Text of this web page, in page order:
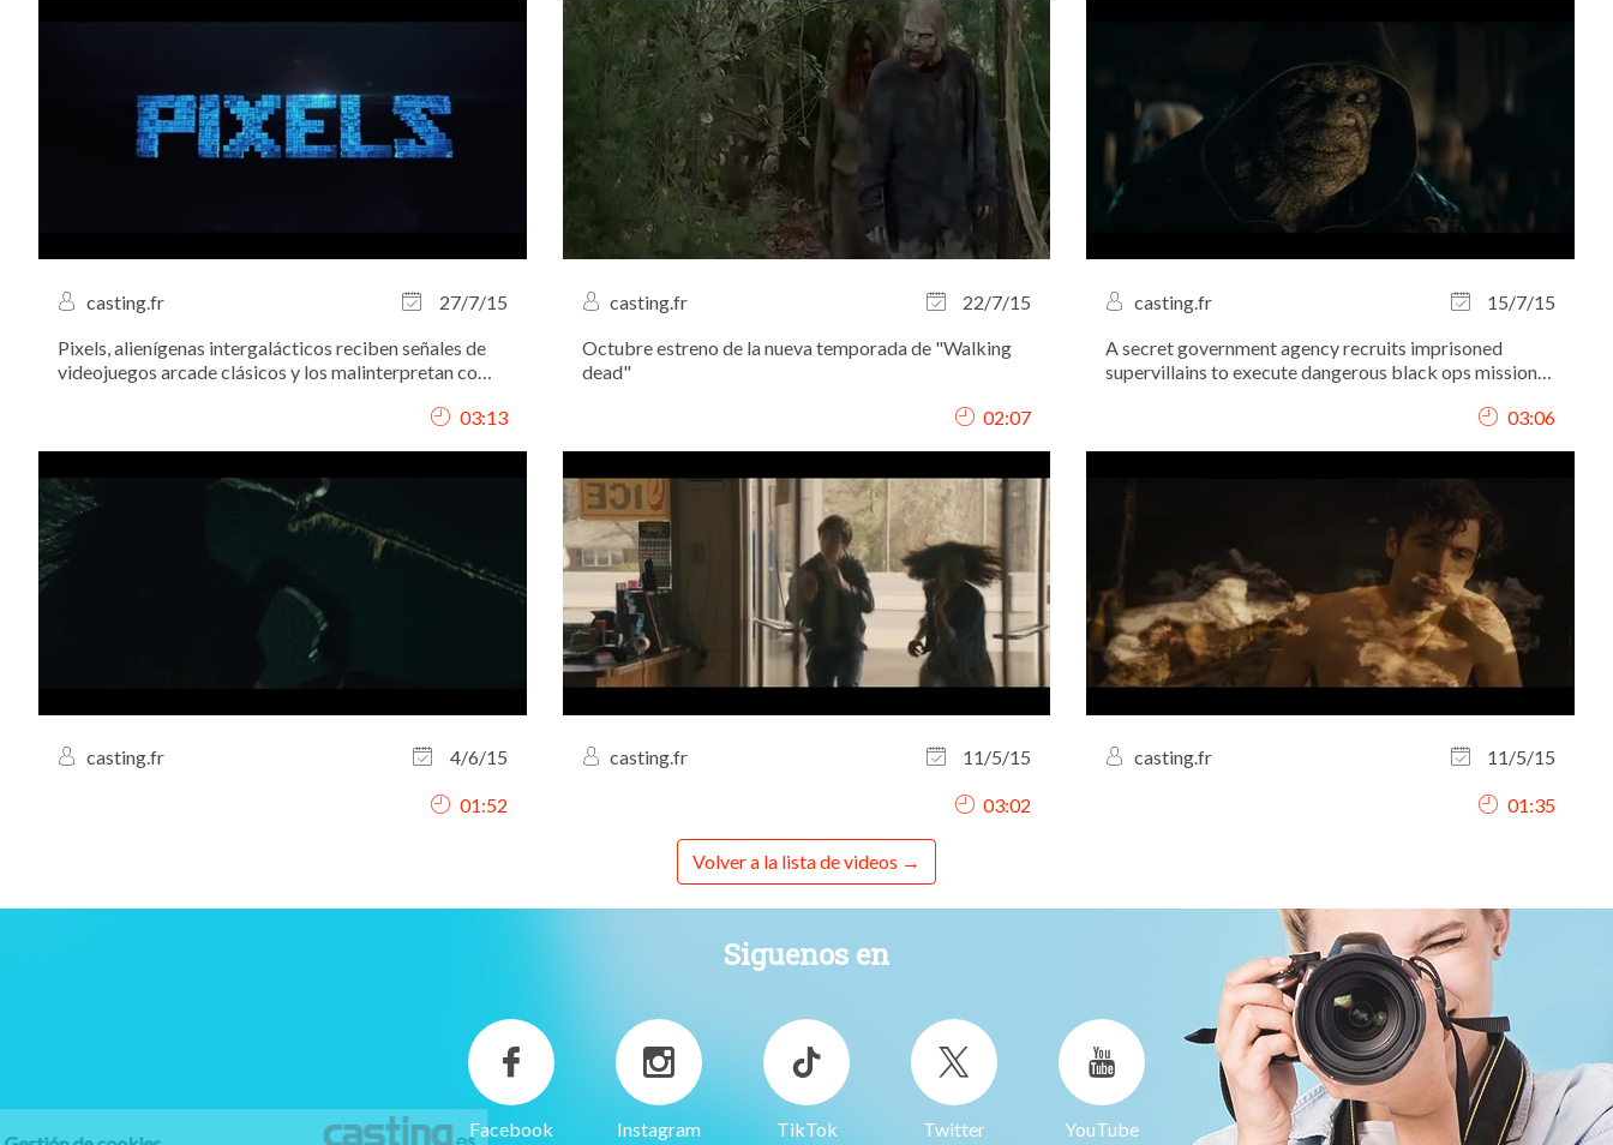
casting.fr
27/7/15
Pixels, alienígenas intergalácticos reciben señales de
videojuegos arcade clásicos y los malinterpretan como
atacar la Tierra utilizando estos juegos como modelo
03:13
casting.fr
22/7/15
Octubre estreno de la nueva temporada de "Walking
dead"
02:07
casting.fr
15/7/15
A secret government agency recruits imprisoned
supervillains to execute dangerous black ops missions
03:06
casting.fr 4/6/15
01:52
casting.fr 11/5/15
03:02
casting.fr 11/5/15
01:35
Volver a la lista de videos
Siguenos en
Facebook Instagram TikTok Twitter YouTube